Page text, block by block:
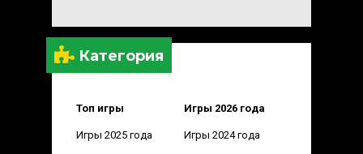
Категория
Топ игры Игры 2026 года
Игры 2025 года Игры 2024 года